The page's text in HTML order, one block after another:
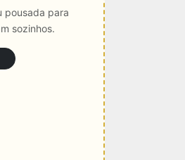
pousada para
sozinhos.